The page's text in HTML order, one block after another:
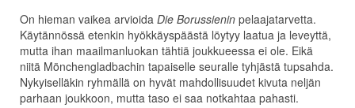
On hieman vaikea arvioida Die Borussienin pelaajatarvetta.
Käytännössä etenkin hyökkäyspäästä löytyy laatua ja leveyttä,
mutta ihan maailmanluokan tähtiä joukkueessa ei ole. Eikä
niitä Mönchengladbachin tapaiselle seuralle tyhjästä tupsahda.
Nykyiselläkin ryhmällä on hyvät mahdollisuudet kivuta neljän
parhaan joukkoon, mutta taso ei saa notkahtaa pahasti.